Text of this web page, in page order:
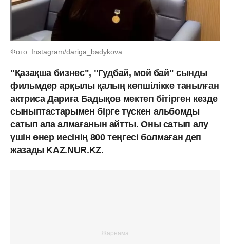
Фото: Instagram/dariga_badykova
"Қазақша бизнес", "Гудбай, мой бай" сынды
фильмдер арқылы қалың көпшілікке танылған
актриса Дариға Бадықов мектеп бітірген кезде
сыныптастарымен бірге түскен альбомды
сатып ала алмағанын айтты. Оны сатып алу
үшін өнер иесінің 800 теңгесі болмаған деп
жазады KAZ.NUR.KZ.